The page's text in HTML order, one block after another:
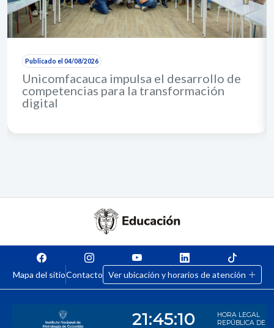
Publicado el 04/08/2026
Unicomfacauca impulsa el desarrollo de
competencias para la transformación
digital
Mapa del sitioContacto Ver ubicación y horarios de atención